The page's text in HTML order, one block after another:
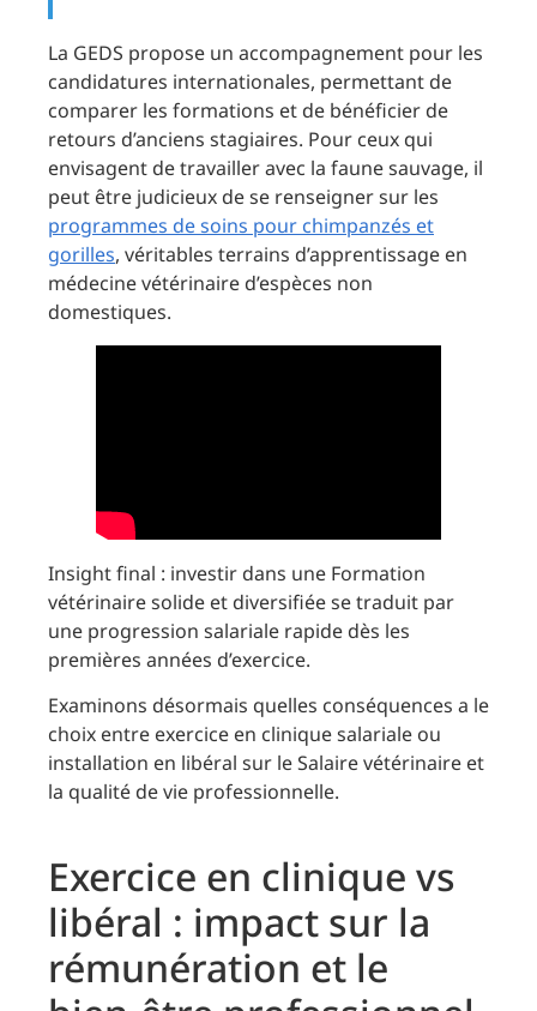
La GEDS propose un accompagnement pour les
candidatures internationales, permettant de
comparer les formations et de bénéficier de
retours d’anciens stagiaires. Pour ceux qui
envisagent de travailler avec la faune sauvage, il
peut être judicieux de se renseigner sur les
programmes de soins pour chimpanzés et
gorilles, véritables terrains d’apprentissage en
médecine vétérinaire d’espèces non
domestiques.
Insight final : investir dans une Formation
vétérinaire solide et diversifiée se traduit par
une progression salariale rapide dès les
premières années d’exercice.
Examinons désormais quelles conséquences a le
choix entre exercice en clinique salariale ou
installation en libéral sur le Salaire vétérinaire et
la qualité de vie professionnelle.
Exercice en clinique vs
libéral : impact sur la
rémunération et le